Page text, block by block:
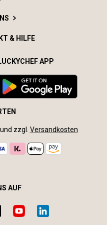
& HILFE
APP
zzgl. Versandkosten
AUF